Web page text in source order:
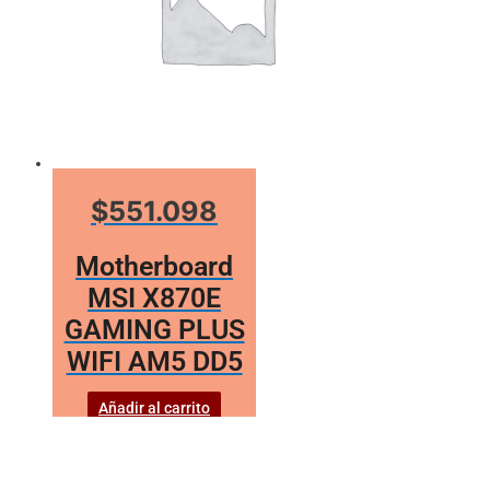
$551.098
Motherboard
MSI X870E
GAMING PLUS
WIFI AM5 DD5
Añadir al carrito